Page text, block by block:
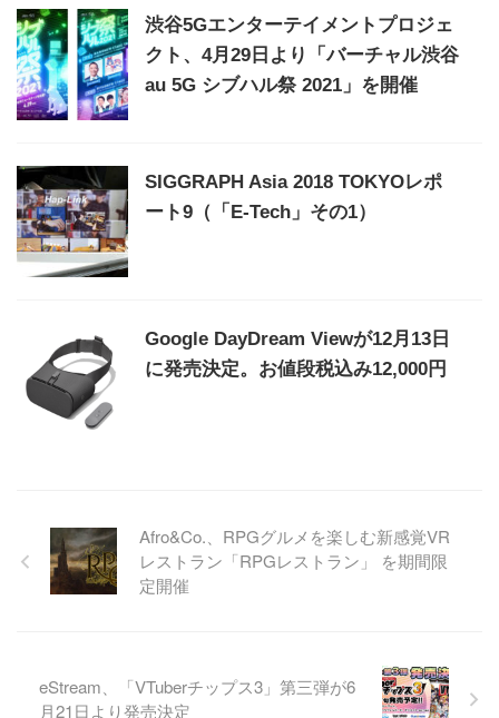
渋谷5Gエンターテイメントプロジェ
クト、4月29日より「バーチャル渋谷
au 5G シブハル祭 2021」を開催
SIGGRAPH Asia 2018 TOKYOレポ
ート9（「E-Tech」その1）
Google DayDream Viewが12月13日
に発売決定。お値段税込み12,000円
Afro&Co.、​RPGグルメを楽しむ新感覚VR
レストラン「RPGレストラン」 を期間限
定開催
eStream、「VTuberチップス3」第三弾が6
月21日より発売決定